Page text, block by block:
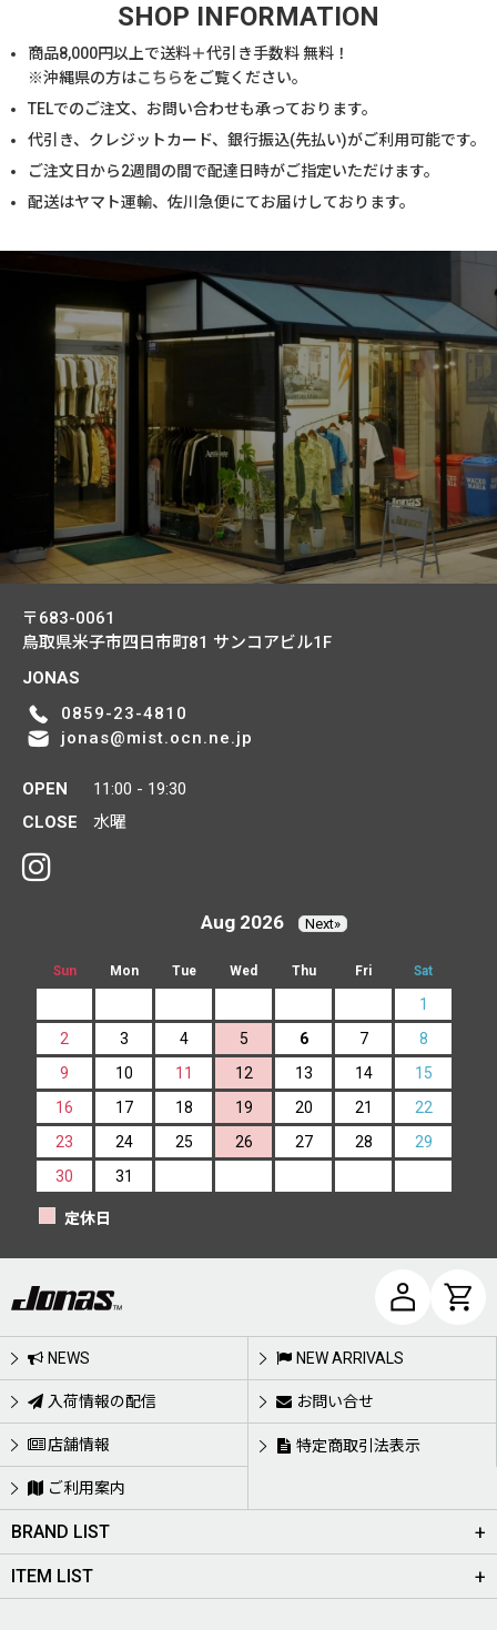
SHOP INFORMATION
商品8,000円以上で送料＋代引き手数料 無料！
※沖縄県の方はこちらをご覧ください。
TELでのご注文、お問い合わせも承っております。
代引き、クレジットカード、銀行振込(先払い)がご利用可能です。
ご注文日から2週間の間で配達日時がご指定いただけます。
配送はヤマト運輸、佐川急便にてお届けしております。
〒683-0061
鳥取県米子市四日市町81 サンコアビル1F
JONAS
0859-23-4810
jonas@mist.ocn.ne.jp
OPEN
11:00 - 19:30
CLOSE
水曜
Aug 2026 Next»
Sun Mon Tue Wed Thu Fri Sat
1
2
3 4 5 6 7
8
9
10 11 12 13 14
15
16
17 18 19 20 21
22
23
24 25 26 27 28
29
30
31
定休日
NEWS NEW ARRIVALS
入荷情報の配信 お問い合せ
店舗情報 特定商取引法表示
ご利用案内
BRAND LIST
ITEM LIST